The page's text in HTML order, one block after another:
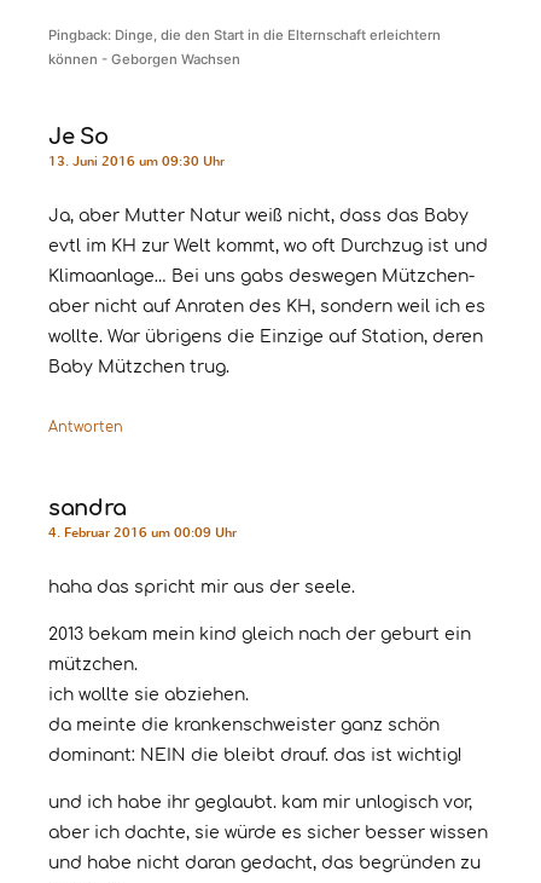
Pingback: Dinge, die den Start in die Elternschaft erleichtern
können - Geborgen Wachsen
Je So
13. Juni 2016 um 09:30 Uhr
Ja, aber Mutter Natur weiß nicht, dass das Baby
evtl im KH zur Welt kommt, wo oft Durchzug ist und
Klimaanlage… Bei uns gabs deswegen Mützchen-
aber nicht auf Anraten des KH, sondern weil ich es
wollte. War übrigens die Einzige auf Station, deren
Baby Mützchen trug.
Antworten
sandra
4. Februar 2016 um 00:09 Uhr
haha das spricht mir aus der seele.
2013 bekam mein kind gleich nach der geburt ein
mützchen.
ich wollte sie abziehen.
da meinte die krankenschweister ganz schön
dominant: NEIN die bleibt drauf. das ist wichtig!
und ich habe ihr geglaubt. kam mir unlogisch vor,
aber ich dachte, sie würde es sicher besser wissen
und habe nicht daran gedacht, das begründen zu